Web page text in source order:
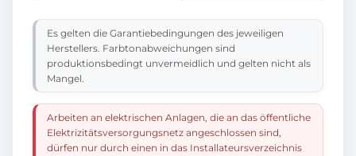
Es gelten die Garantiebedingungen des jeweiligen
Herstellers. Farbtonabweichungen sind
produktionsbedingt unvermeidlich und gelten nicht als
Mangel.
Arbeiten an elektrischen Anlagen, die an das öffentliche
Elektrizitätsversorgungsnetz angeschlossen sind,
dürfen nur durch einen in das Installateursverzeichnis